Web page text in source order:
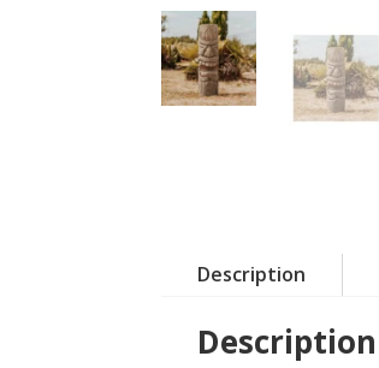
Description
Description